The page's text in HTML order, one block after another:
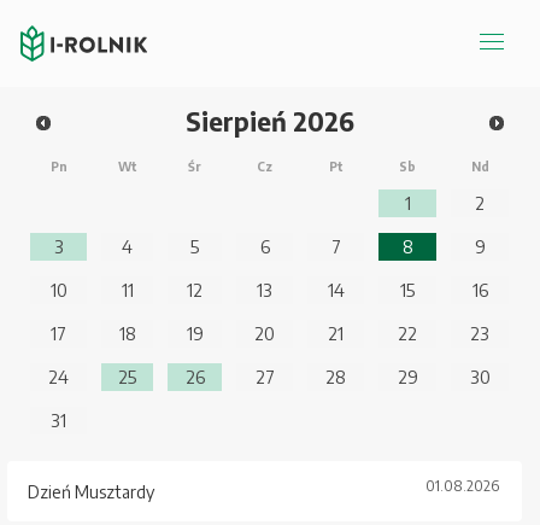
Sierpień 2026
Pn Wt Śr Cz Pt Sb Nd
1
2
3
4 5 6 7 8
9
10
11 12 13 14 15
16
17
18 19 20 21 22
23
24
25 26 27 28 29
30
31
Dzień Musztardy 01.08.2026